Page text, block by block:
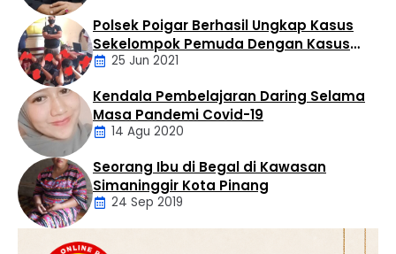
Artikel
Daerah
Polsek Poigar Berhasil Ungkap Kasus
Sekelompok Pemuda Dengan Kasus
Pencabulan
25 Jun 2021
Artikel
Kendala Pembelajaran Daring Selama
Masa Pandemi Covid-19
14 Agu 2020
Daerah
Seorang Ibu di Begal di Kawasan
Simaninggir Kota Pinang
24 Sep 2019